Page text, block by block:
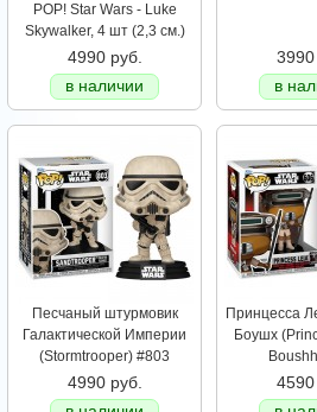
POP! Star Wars - Luke
Skywalker, 4 шт (2,3 см.)
4990 руб.
в наличии
3990
в
Песчаный штурмовик
Галактической Империи
(Stormtrooper) #803
4990 руб.
Принцесса
Боушх
4590